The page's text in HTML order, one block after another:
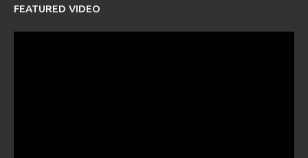
FEATURED VIDEO